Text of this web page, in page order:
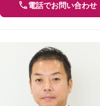
電話でお問い合わせ